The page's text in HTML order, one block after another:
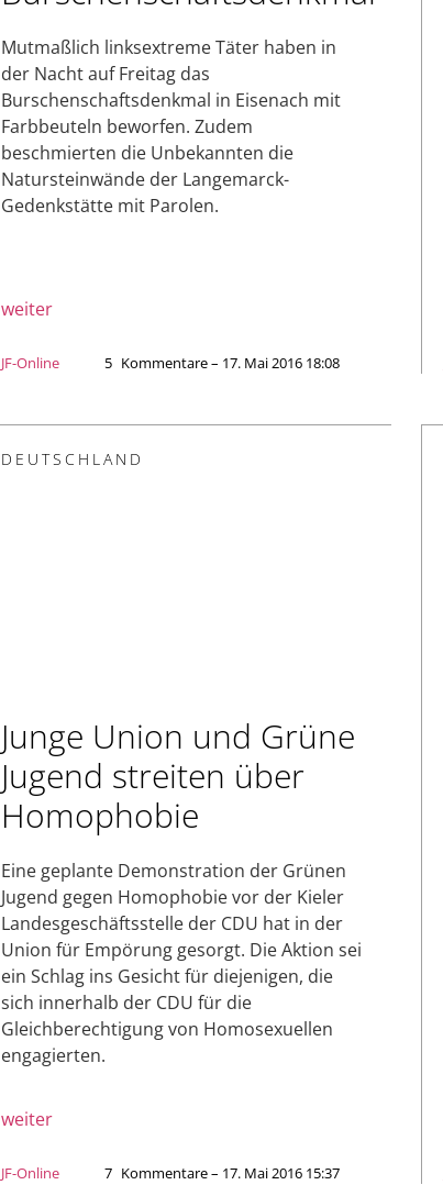
Mutmaßlich linksextreme Täter haben in
der Nacht auf Freitag das
Burschenschaftsdenkmal in Eisenach mit
Farbbeuteln beworfen. Zudem
beschmierten die Unbekannten die
Natursteinwände der Langemarck-
Gedenkstätte mit Parolen.
weiter
JF-Online 5 Kommentare – 17. Mai 2016 18:08
DEUTSCHLAND
Junge Union und Grüne
Jugend streiten über
Homophobie
Eine geplante Demonstration der Grünen
Jugend gegen Homophobie vor der Kieler
Landesgeschäftsstelle der CDU hat in der
Union für Empörung gesorgt. Die Aktion sei
ein Schlag ins Gesicht für diejenigen, die
sich innerhalb der CDU für die
Gleichberechtigung von Homosexuellen
engagierten.
weiter
JF-Online 7 Kommentare – 17. Mai 2016 15:37